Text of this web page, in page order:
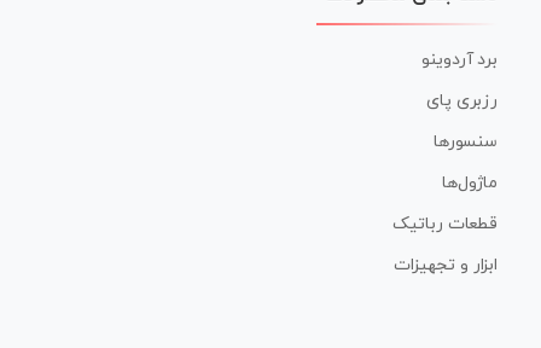
برد آردوینو
رزبری پای
سنسورها
ماژول‌ها
قطعات رباتیک
ابزار و تجهیزات